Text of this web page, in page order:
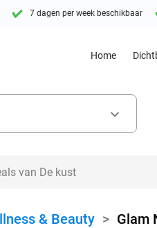
7 dagen per week beschikbaar
Home
keyboard_arrow_down
& Beauty > Glam